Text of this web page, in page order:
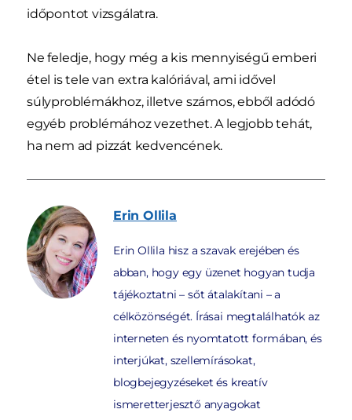
időpontot vizsgálatra.
Ne feledje, hogy még a kis mennyiségű emberi
étel is tele van extra kalóriával, ami idővel
súlyproblémákhoz, illetve számos, ebből adódó
egyéb problémához vezethet. A legjobb tehát,
ha nem ad pizzát kedvencének.
Erin Ollila
Erin Ollila hisz a szavak erejében és
abban, hogy egy üzenet hogyan tudja
tájékoztatni – sőt átalakítani – a
célközönségét. Írásai megtalálhatók az
interneten és nyomtatott formában, és
interjúkat, szellemírásokat,
blogbejegyzéseket és kreatív
ismeretterjesztő anyagokat